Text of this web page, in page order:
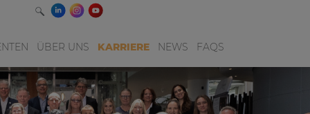
ÜBER UNS KARRIERE NEWS FAQS